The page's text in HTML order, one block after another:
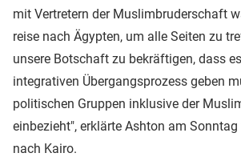
mit Vertretern der Muslimbruderschaft
reise nach Ägypten, um alle Seiten zu
unsere Botschaft zu bekräftigen, dass
integrativen Übergangsprozess geben
politischen Gruppen inklusive der
einbezieht", erklärte Ashton am
nach Kairo.